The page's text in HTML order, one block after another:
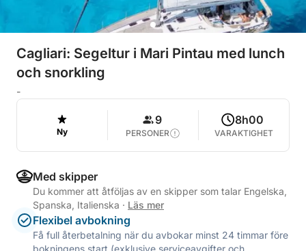
Cagliari: Segeltur i Mari Pintau med lunch
och snorkling
-
Ny
9
PERSONER
8h00
VARAKTIGHET
Med skipper
Du kommer att åtföljas av en skipper som talar Engelska,
Spanska, Italienska · Läs mer
Flexibel avbokning
Få full återbetalning när du avbokar minst 24 timmar före
bokningens start (exklusive serviceavgifter och